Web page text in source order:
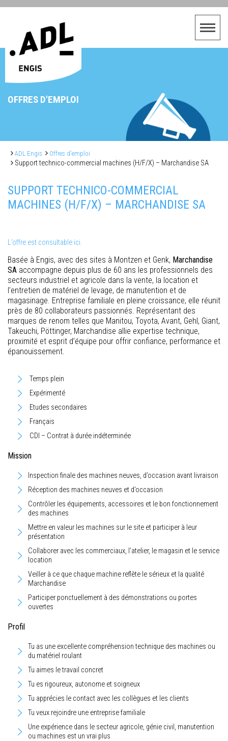
OFFRES D'EMPLOI
ADL Engis Offres d'emploi
Support technico-commercial machines (H/F/X) – Marchandise SA
SUPPORT TECHNICO-COMMERCIAL
MACHINES (H/F/X) – MARCHANDISE SA
L’offre est consultable ici.
Basée à Engis, avec des sites à Montzen et Genk, Marchandise
SA accompagne depuis plus de 60 ans les professionnels des
secteurs industriel et agricole dans la vente, la location et
l’entretien de matériel de levage, de manutention et de
magasinage. Entreprise familiale en pleine croissance, elle réunit
près de 80 collaborateurs passionnés. Représentant des
marques de renom telles que Manitou, Toyota, Avant, Gehl, Giant,
Takeuchi, Pöttinger, Marchandise allie expertise technique,
proximité et esprit d’équipe pour offrir confiance, performance et
épanouissement.
Temps plein
Expérimenté
Etudes secondaires
Français
CDI – Contrat à durée indéterminée
Mission
Inspection finale des machines neuves, d’occasion avant livraison
Réception des machines neuves et d’occasion
Contrôler les équipements, accessoires et le bon fonctionnement
des machines
Mettre en valeur les machines sur le site et participer à leur
présentation
Collaborer avec les commerciaux, l’atelier, le magasin et le service
location
Veiller à ce que chaque machine reflète le sérieux et la qualité
Marchandise
Participer ponctuellement à des démonstrations ou portes
ouvertes
Profil
Tu as une excellente compréhension technique des machines ou
du matériel roulant
Tu aimes le travail concret
Tu es rigoureux, autonome et soigneux
Tu apprécies le contact avec les collègues et les clients
Tu veux rejoindre une entreprise familiale
Une expérience dans le secteur agricole, génie civil, manutention
ou machines est un vrai plus